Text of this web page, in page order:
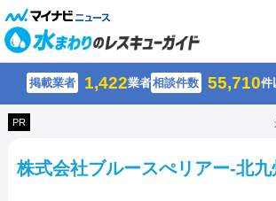
掲載業者 1,422業者相談件数 55,710件
PR
株式会社ブルースぺリアー-北九